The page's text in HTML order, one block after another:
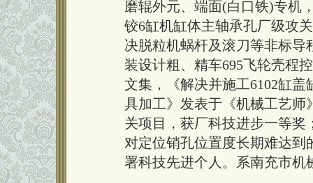
磨辊外元、端面(白口铁)专机
铰6缸机缸体主轴承孔厂级攻
决脱粒机蜗杆及滚刀等非标
装设计粗、精车695飞轮壳程
文集，《解决并施工6102缸
具加工》发表于《机械工艺师
关项目，获厂科技进步一等
对定位销孔位置度长期难达到
署科技先进个人。系南充市机